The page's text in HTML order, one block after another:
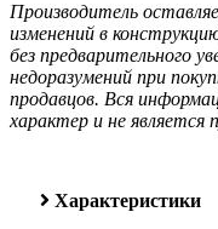
Производитель
изменений в
без предварительного
недоразумений при
продавцов. Вся
характер и не является
Характеристики